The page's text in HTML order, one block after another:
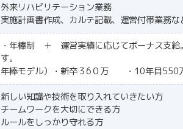
外来リハビリテーション業務
実施計画書作成、カルテ記載、運営付帯業務な
・年棒制 ＋ 運営実績に応じてボーナス支給
す。
年棒モデル）・新卒３6０万 ・10年目
新しい知識や技術を取り入れていきたい方
チームワークを大切にできる方
ルールをしっかり守れる方